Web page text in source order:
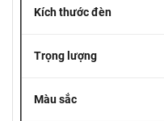
Kích thước đèn
Trọng lượng
Màu sắc